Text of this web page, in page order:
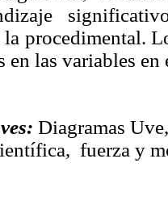
procedimental.
las variables en
Diagramas Uve
fuerza y